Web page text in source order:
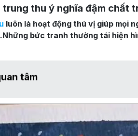
thu ý nghĩa đậm chất
luôn là hoạt động thú vị giúp mọi
bức tranh thường tái hiện
tâm